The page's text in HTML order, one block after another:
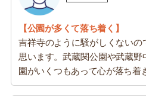
【公園が多くて落ち着く】
吉祥寺のように騒がしくないの
思います。武蔵関公園や武蔵
園がいくつもあって心が落ち着